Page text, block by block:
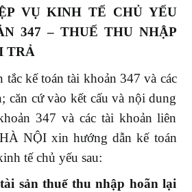
VỤ KINH TẾ CHỦ YẾU
347 – THUẾ THU NHẬP
TRẢ
tắc kế toán tài khoản 347 và các
căn cứ vào kết cấu và nội dung
347 và các tài khoản liên
NỘI xin hướng dẫn kế toán
tế chủ yếu sau:
sản thuế thu nhập hoãn lại